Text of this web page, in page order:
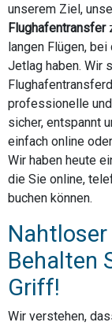
unserem Ziel,
Flughafentransfer
langen Flügen,
Jetlag haben. Wir
professionelle
sicher, entspannt
einfach online
Wir haben heute
die Sie online,
buchen können.
Behalten
Griff!
Wir verstehen,